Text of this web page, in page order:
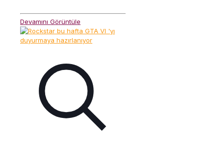
Devamını Görüntüle